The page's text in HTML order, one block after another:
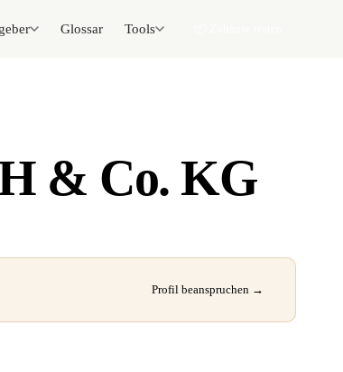
Glossar Tools
& Co. KG
Profil beanspruchen →